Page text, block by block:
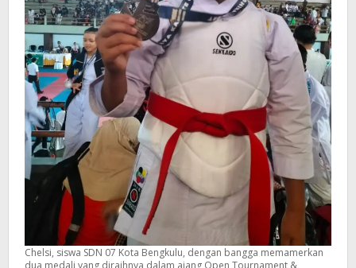
Chelsi, siswa SDN 07 Kota Bengkulu, dengan bangga memamerkan
dua medali yang diraihnya dalam ajang Open Tournament &